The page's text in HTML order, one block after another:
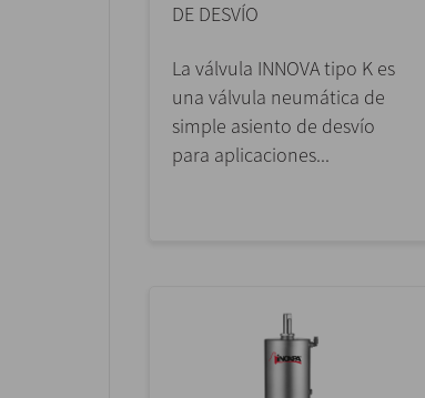
DE DESVÍO
La válvula INNOVA tipo K es
una válvula neumática de
simple asiento de desvío
para aplicaciones...